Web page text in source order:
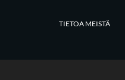
TIETOA MEISTÄ